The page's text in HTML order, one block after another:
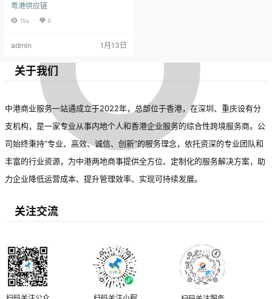
送，覆盖全港，接受预约，高端出
行，拒绝中途加价，欢迎咨询
粤港供应链
154 0
admin 1月13日
关于我们
中港商业服务一站通成立于2022年，总部位于香港，在深圳、重庆设有分
支机构，是一家专业从事内地个人和香港企业服务的综合性跨境服务商。公
司始终秉持“专业、高效、诚信、创新”的服务理念，依托资深的专业团队和
丰富的行业资源，为中港两地商事提供全方位、定制化的服务解决方案，助
力企业降低运营成本、提升管理效率、实现可持续发展。
关注交流